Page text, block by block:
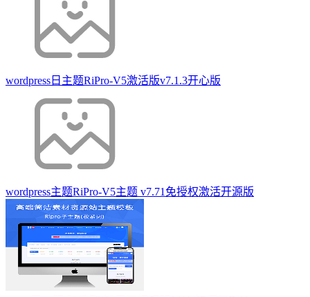
wordpress日主题RiPro-V5激活版v7.1.3开心版
wordpress主题RiPro-V5主题 v7.71免授权激活开源版